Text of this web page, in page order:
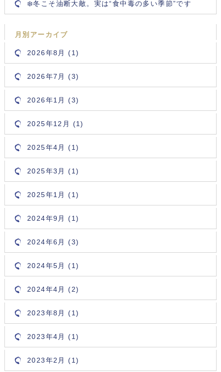
❄️冬こそ油断大敵。実は“食中毒の多い季節”です
月別アーカイブ
2026年8月 (1)
2026年7月 (3)
2026年1月 (3)
2025年12月 (1)
2025年4月 (1)
2025年3月 (1)
2025年1月 (1)
2024年9月 (1)
2024年6月 (3)
2024年5月 (1)
2024年4月 (2)
2023年8月 (1)
2023年4月 (1)
2023年2月 (1)